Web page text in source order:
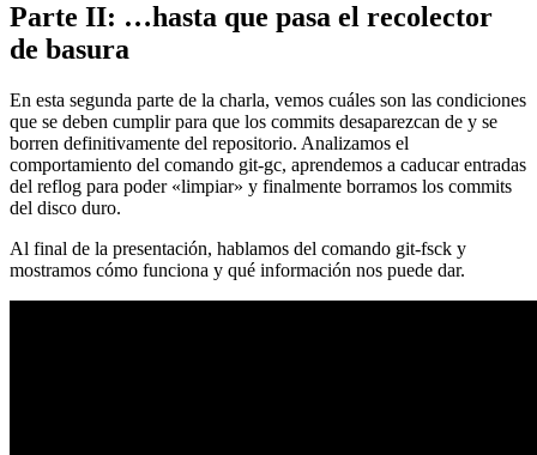
Parte II: …hasta que pasa el recolector
de basura
En esta segunda parte de la charla, vemos cuáles son las condiciones
que se deben cumplir para que los commits desaparezcan de y se
borren definitivamente del repositorio. Analizamos el
comportamiento del comando git-gc, aprendemos a caducar entradas
del reflog para poder «limpiar» y finalmente borramos los commits
del disco duro.
Al final de la presentación, hablamos del comando git-fsck y
mostramos cómo funciona y qué información nos puede dar.